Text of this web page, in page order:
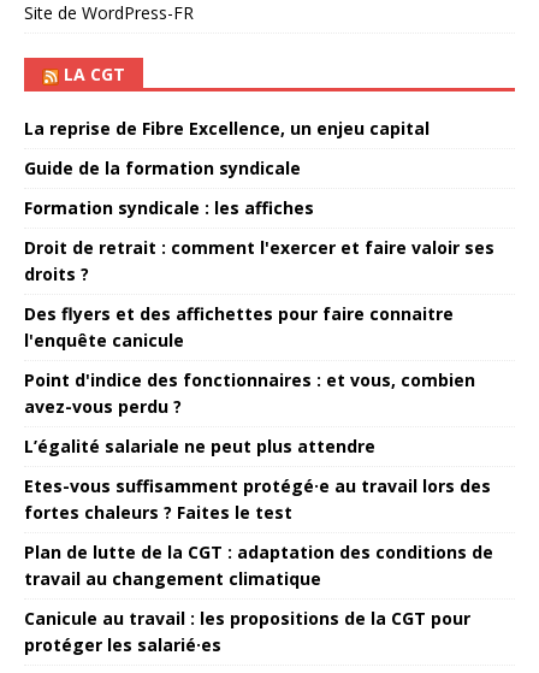
Site de WordPress-FR
LA CGT
La reprise de Fibre Excellence, un enjeu capital
Guide de la formation syndicale
Formation syndicale : les affiches
Droit de retrait : comment l'exercer et faire valoir ses
droits ?
Des flyers et des affichettes pour faire connaitre
l'enquête canicule
Point d'indice des fonctionnaires : et vous, combien
avez-vous perdu ?
L’égalité salariale ne peut plus attendre
Etes-vous suffisamment protégé·e au travail lors des
fortes chaleurs ? Faites le test
Plan de lutte de la CGT : adaptation des conditions de
travail au changement climatique
Canicule au travail : les propositions de la CGT pour
protéger les salarié·es